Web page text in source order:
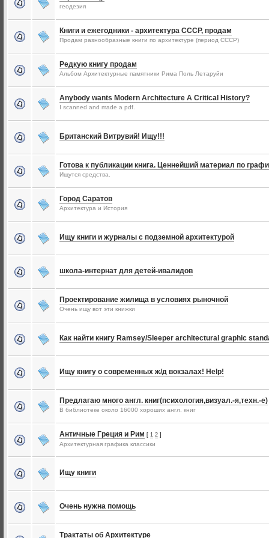
геодезия
Книги и ежегодники - архитектура СССР, продам
Продам разнообразные книги по архитектуре (период СССР)
Редкую книгу продам
Альбом Архитектурные памятники Рима Поль Летаруйи
Anybody wants Modern Architecture A Critical History?
I scanned and made a pdf.
Британский Витрувий! Ищу!!!
Готова к публикации книга. Ценнейший материал по
Ищутся средства.
Город Саратов
Архитектура и История
Ищу книги и журналы с подземной архитектурой
школа-интернат для детей-ивалидов
Проектирование жилища в условиях рыночной
Очень ищу вот эти книжки
Как найти книгу Ramsey/Sleeper architectural graphic
Ищу книгу о современных ж/д вокзалах! Help!
Предлагаю много англ. книг(психология,визуал.-я,техн.-е)
В библиотеке около 16000 хороших англ. книг
Античные Греция и Рим [ 1 2 ]
Архитектурная графика классики
Ищу книги
Очень нужна помощь
Трактаты об Архитектуре